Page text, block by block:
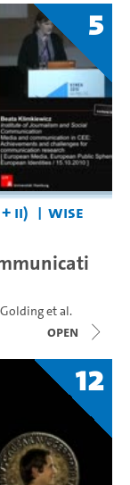
5
II)
WiSe
et al.
open
12